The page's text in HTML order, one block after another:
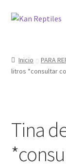
Ir
Ir
Tienda
Inicio PARA
litros *consultar
Tina